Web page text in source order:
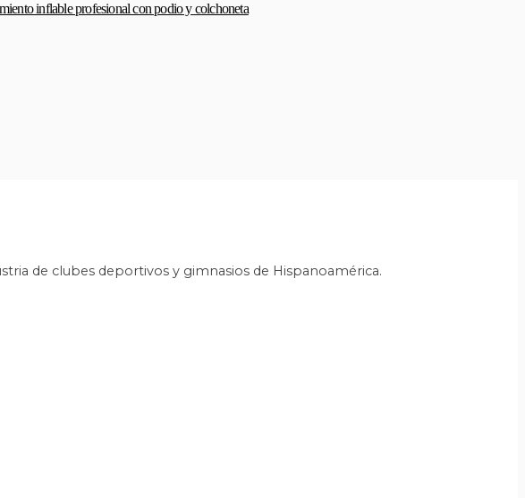
inflable profesional con podio y colchoneta
de clubes deportivos y gimnasios de Hispanoamérica.